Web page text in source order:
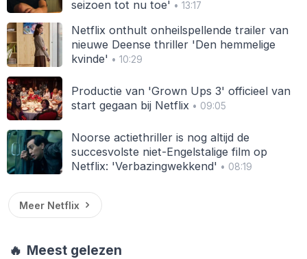
seizoen tot nu toe' • 13:17
Netflix onthult onheilspellende trailer van
nieuwe Deense thriller 'Den hemmelige
kvinde' • 10:29
Productie van 'Grown Ups 3' officieel van
start gegaan bij Netflix • 09:05
Noorse actiethriller is nog altijd de
succesvolste niet-Engelstalige film op
Netflix: 'Verbazingwekkend' • 08:19
Meer Netflix
🔥 Meest gelezen